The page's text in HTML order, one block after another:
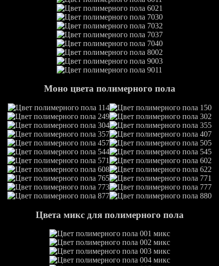
Моно цвета полимерного пола
Цвета микс для полимерного пола